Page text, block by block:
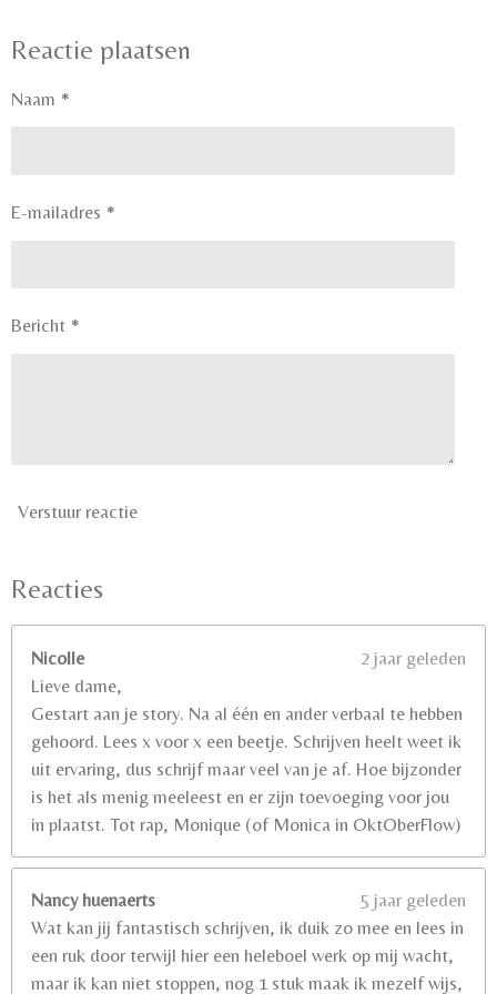
Reactie plaatsen
Naam *
E-mailadres *
Bericht *
Verstuur reactie
Reacties
Nicolle
2 jaar geleden
Lieve dame,
Gestart aan je story. Na al één en ander verbaal te hebben
gehoord. Lees x voor x een beetje. Schrijven heelt weet ik
uit ervaring, dus schrijf maar veel van je af. Hoe bijzonder
is het als menig meeleest en er zijn toevoeging voor jou
in plaatst. Tot rap, Monique (of Monica in OktOberFlow)
Nancy huenaerts
5 jaar geleden
Wat kan jij fantastisch schrijven, ik duik zo mee en lees in
een ruk door terwijl hier een heleboel werk op mij wacht,
maar ik kan niet stoppen, nog 1 stuk maak ik mezelf wijs,